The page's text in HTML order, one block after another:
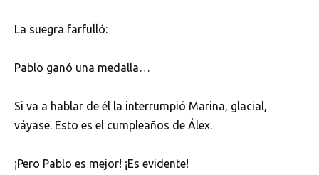
La suegra farfulló:
Pablo ganó una medalla…
Si va a hablar de él la interrumpió Marina, glacial,
váyase. Esto es el cumpleaños de Álex.
¡Pero Pablo es mejor! ¡Es evidente!